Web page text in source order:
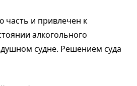
часть и привлечен к
алкогольного
судне. Решением суда